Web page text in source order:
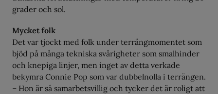
grader och sol.
Mycket folk
Det var tjockt med folk under terrängmomentet som
bjöd på många tekniska svårigheter som smalhinder
och knepiga linjer, men inget av detta verkade
bekymra Connie Pop som var dubbelnolla i terrängen.
– Hon är så samarbetsvillig och tycker det är roligt att